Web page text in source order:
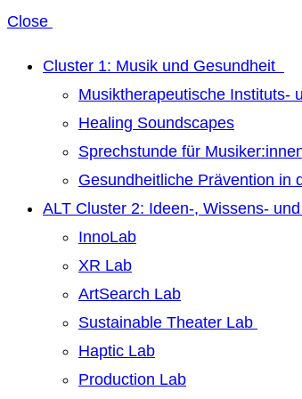
Close
Cluster 1: Musik und Gesundheit
Musiktherapeutische Instituts-
Healing Soundscapes
Sprechstunde für
Gesundheitliche Prävention in
ALT Cluster 2: Ideen-, Wissens-
InnoLab
XR Lab
ArtSearch Lab
Sustainable Theater Lab
Haptic Lab
Production Lab